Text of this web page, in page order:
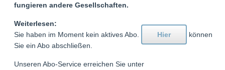
fungieren andere Gesellschaften.
Weiterlesen:
Sie haben im Moment kein aktives Abo.
Hier
können
Sie ein Abo abschließen.
Unseren Abo-Service erreichen Sie unter